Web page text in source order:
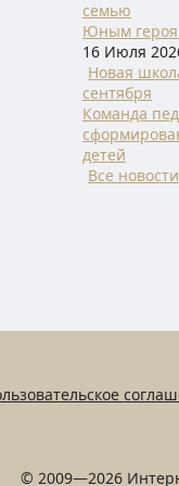
семью
Юным
16 Июля
Новая
сентября
Команда
детей
Все новости
© 2009—2026